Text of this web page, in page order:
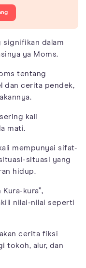
signifikan dalam
ya Moms.
tentang
dan cerita pendek,
kali
mati.
mempunyai sifat-
situasi yang
hidup.
kura”,
nilai-nilai seperti
cerita fiksi
tokoh, alur, dan